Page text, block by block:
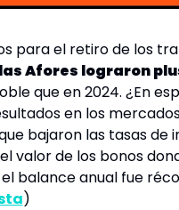
para el retiro de los
Afores lograron
que en 2024. ¿En
en los
bajaron las tasas de
valor de los bonos
balance anual fue
)